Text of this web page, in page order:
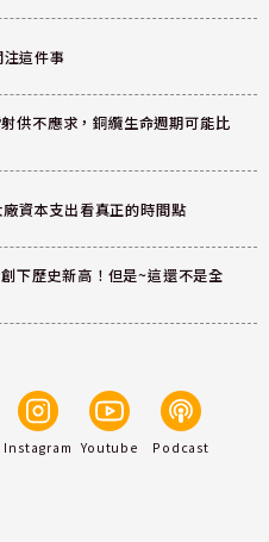
這件事
供不應求，銅纜生命週期可能比
資本支出看真正的時間點
下歷史新高！但是~這還不是全
Instagram Youtube Podcast